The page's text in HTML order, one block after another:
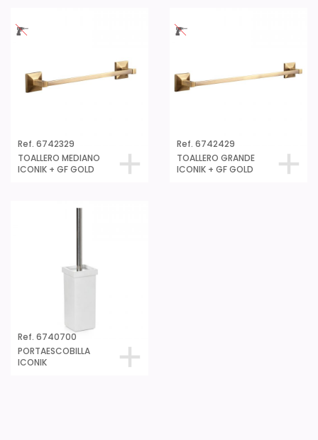
Ref. 6742329
TOALLERO MEDIANO
ICONIK + GF GOLD
Ref. 6742429
TOALLERO GRANDE
ICONIK + GF GOLD
Ref. 6740700
PORTAESCOBILLA
ICONIK